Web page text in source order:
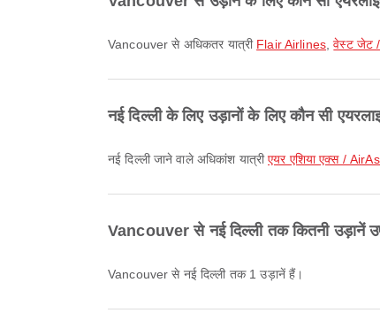
Vancouver से अधिकतर यात्री Flair Airlines ,वेस्ट जेट
नई दिल्ली के लिए उड़ानों के लिए कौन सी
नई दिल्ली जाने वाले अधिकांश यात्रीएयर एशिया एक्स /
Vancouver से नई दिल्ली तक कितनी उड़ानें
Vancouver से नई दिल्ली तक 1 उड़ानें हैं।